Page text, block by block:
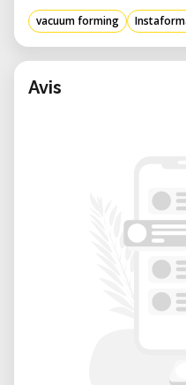
materiales
diferentes
¿Por qué alquilar la
Invertir en equipo
costoso,
corta duración o
máquina
completa. Nuestro
vacuum forming
Avis